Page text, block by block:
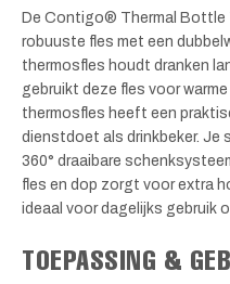
De Contigo® Thermal Bottle
robuuste fles met een
thermosfles houdt dranken
gebruikt deze fles voor
thermosfles heeft een
dienstdoet als drinkbeker. Je
360° draaibare
fles en dop zorgt voor extra
ideaal voor dagelijks gebruik
TOEPASSING &